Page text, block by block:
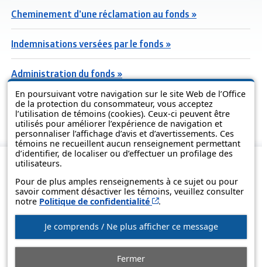
En poursuivant votre navigation sur le site Web de l’Office
de la protection du consommateur, vous acceptez
l’utilisation de témoins (cookies). Ceux-ci peuvent être
utilisés pour améliorer l’expérience de navigation et
personnaliser l’affichage d’avis et d’avertissements. Ces
témoins ne recueillent aucun renseignement permettant
d’identifier, de localiser ou d’effectuer un profilage des
utilisateurs.
Pour de plus amples renseignements à ce sujet ou pour
savoir comment désactiver les témoins, veuillez consulter
notre Politique de confidentialité Cet hyperlien s’ouvrira
.
Je comprends / Ne plus afficher ce message
Fermer
Cheminement d’une réclamation au fonds »
Indemnisations versées par le fonds »
Administration du fonds »
Questions fréquentes sur le fonds »